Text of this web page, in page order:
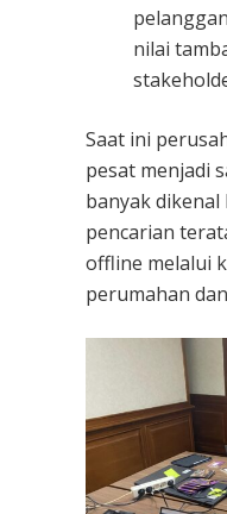
nilai
Saat ini
pesat menjadi
banyak dikenal
pencarian
offline melalui
perumahan